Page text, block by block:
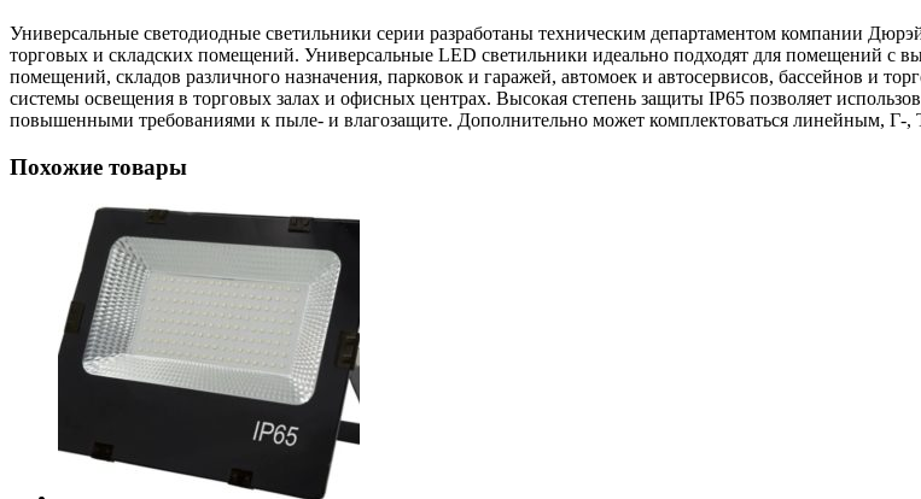
Универсальные светодиодные светильники серии разработаны техническим департаментом компании
торговых и складских помещений. Универсальные LED светильники идеально подходят для помещений
помещений, складов различного назначения, парковок и гаражей, автомоек и автосервисов, бассейнов и
системы освещения в торговых залах и офисных центрах. Высокая степень защиты IP65 позволяет
повышенными требованиями к пыле- и влагозащите. Дополнительно может комплектоваться линейным, Г-
Похожие товары